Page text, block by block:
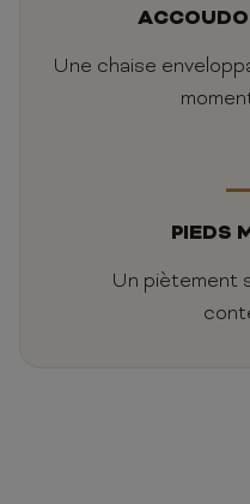
Une chaise
PIEDS
Un piètement